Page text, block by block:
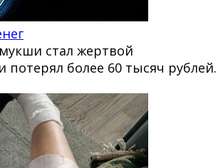
стал жертвой
более 60 тысяч рублей.